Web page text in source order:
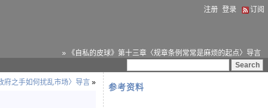
注册 登录 订阅
» 《自私的皮球》第十三章〈规章条例常常是麻烦的起点〉导言
参考资料
府之手如何扰乱市场〉导言 »